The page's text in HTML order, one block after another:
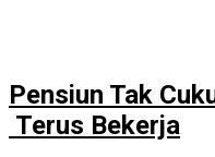
Pensiun Tak
Terus Bekerja